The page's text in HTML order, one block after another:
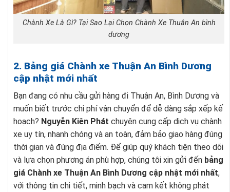
Chành Xe Là Gì? Tại Sao Lại Chọn Chành Xe Thuận An bình
dương
2. Bảng giá Chành xe Thuận An Bình Dương
cập nhật mới nhất
Bạn đang có nhu cầu gửi hàng đi Thuận An, Bình Dương và
muốn biết trước chi phí vận chuyển để dễ dàng sắp xếp kế
hoạch? Nguyễn Kiên Phát chuyên cung cấp dịch vụ chành
xe uy tín, nhanh chóng và an toàn, đảm bảo giao hàng đúng
thời gian và đúng địa điểm. Để giúp quý khách tiện theo dõi
và lựa chọn phương án phù hợp, chúng tôi xin gửi đến bảng
giá Chành xe Thuận An Bình Dương cập nhật mới nhất,
với thông tin chi tiết, minh bạch và cam kết không phát